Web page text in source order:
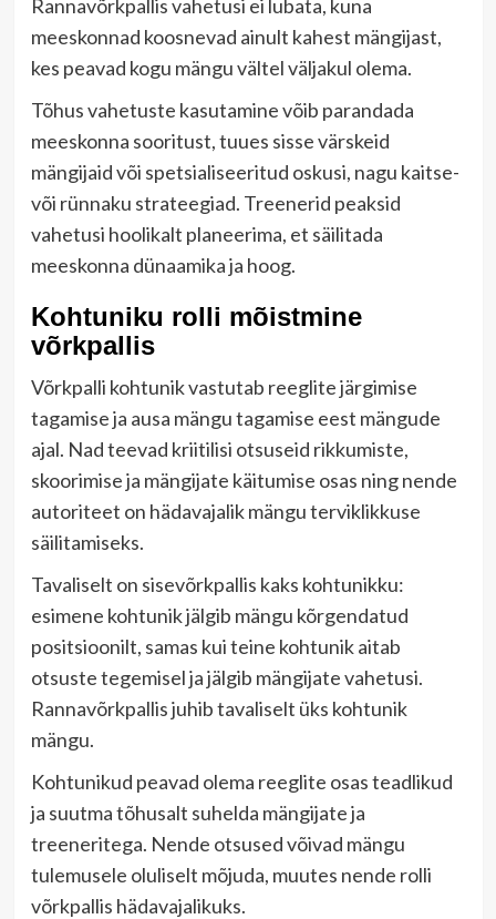
Rannavõrkpallis vahetusi ei lubata, kuna
meeskonnad koosnevad ainult kahest mängijast,
kes peavad kogu mängu vältel väljakul olema.
Tõhus vahetuste kasutamine võib parandada
meeskonna sooritust, tuues sisse värskeid
mängijaid või spetsialiseeritud oskusi, nagu kaitse-
või rünnaku strateegiad. Treenerid peaksid
vahetusi hoolikalt planeerima, et säilitada
meeskonna dünaamika ja hoog.
Kohtuniku rolli mõistmine
võrkpallis
Võrkpalli kohtunik vastutab reeglite järgimise
tagamise ja ausa mängu tagamise eest mängude
ajal. Nad teevad kriitilisi otsuseid rikkumiste,
skoorimise ja mängijate käitumise osas ning nende
autoriteet on hädavajalik mängu terviklikkuse
säilitamiseks.
Tavaliselt on sisevõrkpallis kaks kohtunikku:
esimene kohtunik jälgib mängu kõrgendatud
positsioonilt, samas kui teine kohtunik aitab
otsuste tegemisel ja jälgib mängijate vahetusi.
Rannavõrkpallis juhib tavaliselt üks kohtunik
mängu.
Kohtunikud peavad olema reeglite osas teadlikud
ja suutma tõhusalt suhelda mängijate ja
treeneritega. Nende otsused võivad mängu
tulemusele oluliselt mõjuda, muutes nende rolli
võrkpallis hädavajalikuks.